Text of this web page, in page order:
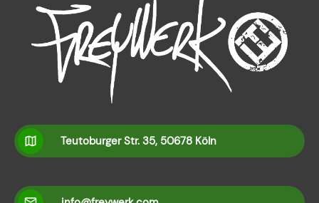
Teutoburger Str. 35, 50678 Köln